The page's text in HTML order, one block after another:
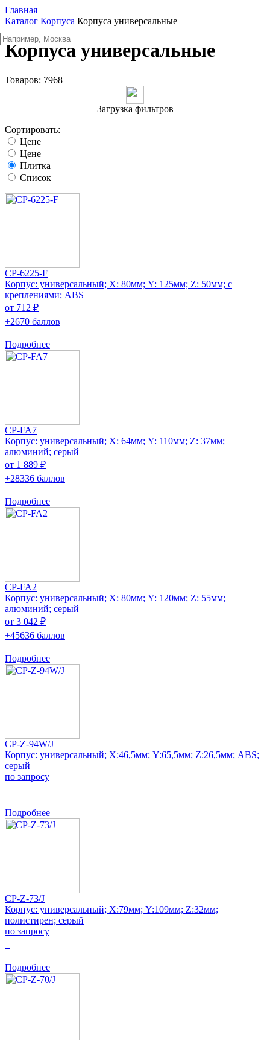
Главная
Каталог Корпуса Корпуса универсальные
Корпуса универсальные
Товаров: 7968
Загрузка фильтров
Сортировать:
Цене
Цене
Плитка
Список
CP-6225-F
Корпус: универсальный; Х: 80мм; Y: 125мм; Z: 50мм; с
креплениями; ABS
от 712 ₽
+2670 баллов
Подробнее
CP-FA7
Корпус: универсальный; Х: 64мм; Y: 110мм; Z: 37мм;
алюминий; серый
от 1 889 ₽
+28336 баллов
Подробнее
CP-FA2
Корпус: универсальный; Х: 80мм; Y: 120мм; Z: 55мм;
алюминий; серый
от 3 042 ₽
+45636 баллов
Подробнее
CP-Z-94W/J
Корпус: универсальный; Х:46,5мм; Y:65,5мм; Z:26,5мм; ABS;
серый
по запросу
Подробнее
CP-Z-73/J
Корпус: универсальный; Х:79мм; Y:109мм; Z:32мм;
полистирен; серый
по запросу
Подробнее